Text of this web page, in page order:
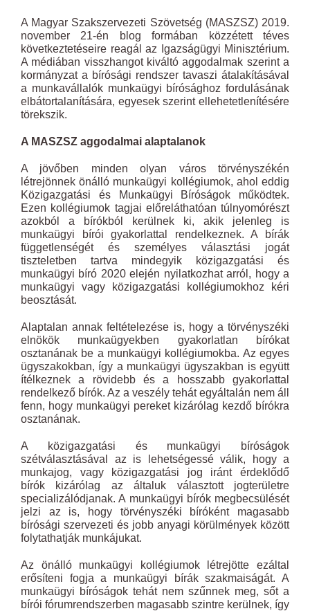
A Magyar Szakszervezeti Szövetség (MASZSZ) 2019.
november 21-én blog formában közzétett téves
következtetéseire reagál az Igazságügyi Minisztérium.
A médiában visszhangot kiváltó aggodalmak szerint a
kormányzat a bírósági rendszer tavaszi átalakításával
a munkavállalók munkaügyi bírósághoz fordulásának
elbátortalanítására, egyesek szerint ellehetetlenítésére
törekszik.
A MASZSZ aggodalmai alaptalanok
A jövőben minden olyan város törvényszékén
létrejönnek önálló munkaügyi kollégiumok, ahol eddig
Közigazgatási és Munkaügyi Bíróságok működtek.
Ezen kollégiumok tagjai előreláthatóan túlnyomórészt
azokból a bírókból kerülnek ki, akik jelenleg is
munkaügyi bírói gyakorlattal rendelkeznek. A bírák
függetlenségét és személyes választási jogát
tiszteletben tartva mindegyik közigazgatási és
munkaügyi bíró 2020 elején nyilatkozhat arról, hogy a
munkaügyi vagy közigazgatási kollégiumokhoz kéri
beosztását.
Alaptalan annak feltételezése is, hogy a törvényszéki
elnökök munkaügyekben gyakorlatlan bírókat
osztanának be a munkaügyi kollégiumokba. Az egyes
ügyszakokban, így a munkaügyi ügyszakban is együtt
ítélkeznek a rövidebb és a hosszabb gyakorlattal
rendelkező bírók. Az a veszély tehát egyáltalán nem áll
fenn, hogy munkaügyi pereket kizárólag kezdő bírókra
osztanának.
A közigazgatási és munkaügyi bíróságok
szétválasztásával az is lehetségessé válik, hogy a
munkajog, vagy közigazgatási jog iránt érdeklődő
bírók kizárólag az általuk választott jogterületre
specializálódjanak. A munkaügyi bírók megbecsülését
jelzi az is, hogy törvényszéki bíróként magasabb
bírósági szervezeti és jobb anyagi körülmények között
folytathatják munkájukat.
Az önálló munkaügyi kollégiumok létrejötte ezáltal
erősíteni fogja a munkaügyi bírák szakmaiságát. A
munkaügyi bíróságok tehát nem szűnnek meg, sőt a
bírói fórumrendszerben magasabb szintre kerülnek, így